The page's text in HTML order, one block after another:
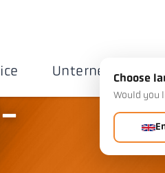
Unternehmen
Choose
Would you